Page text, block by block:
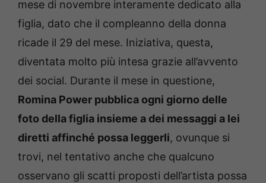
mese di novembre interamente dedicato alla
figlia, dato che il compleanno della donna
ricade il 29 del mese. Iniziativa, questa,
diventata molto più intesa grazie all’avvento
dei social. Durante il mese in questione,
Romina Power pubblica ogni giorno delle
foto della figlia insieme a dei messaggi a lei
diretti affinché possa leggerli, ovunque si
trovi, nel tentativo anche che qualcuno
osservano gli scatti proposti dell’artista possa